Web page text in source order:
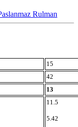
Rulman
15
42
13
11.5
5.42